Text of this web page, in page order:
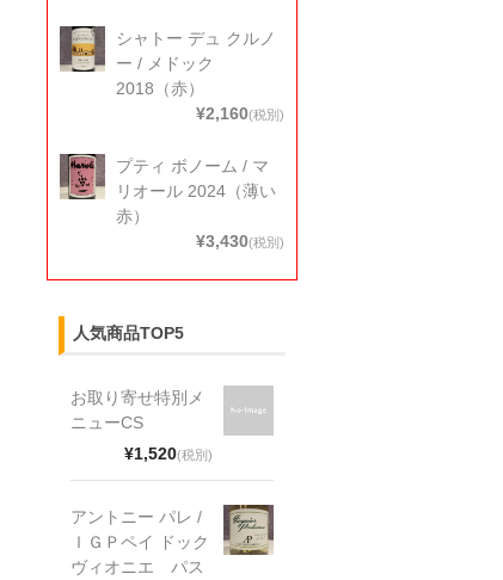
シャトー デュ クルノ
ー / メドック
2018（赤）
¥2,160(税別)
プティ ボノーム / マ
リオール 2024（薄い
赤）
¥3,430(税別)
人気商品TOP5
お取り寄せ特別メ
ニューCS
¥1,520(税別)
アントニー パレ /
ＩＧＰペイ ドック
ヴィオニエ パス